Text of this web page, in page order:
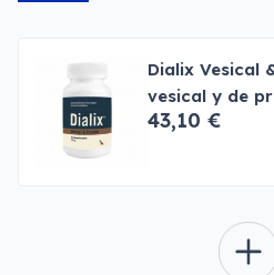
Dialix Vesical
vesical y de
43,10 €